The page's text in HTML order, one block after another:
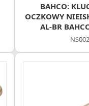
BAHCO:
OCZKOWY
AL-BR